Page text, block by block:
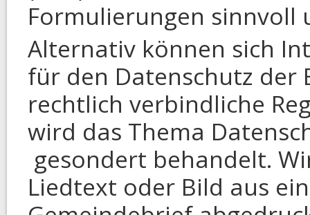
Formulierungen sinnvoll
Alternativ können sich
für den Datenschutz der
rechtlich verbindliche
wird das Thema
gesondert behandelt.
Liedtext oder Bild aus